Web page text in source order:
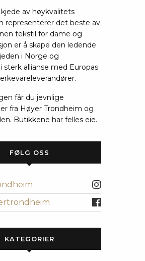
av høykvalitets
representerer det beste av
tekstil for dame og
er å skape den ledende
i Norge og
sterk allianse med Europas
får du jevnlige
fra Høyer Trondheim og
Butikkene har felles eie.
FØLG OSS
KATEGORIER